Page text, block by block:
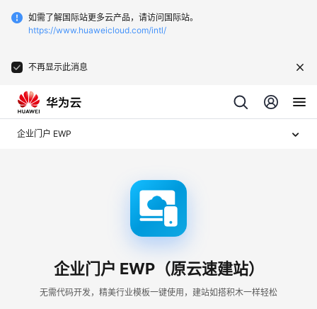
如需了解国际站更多云产品，请访问国际站。
https://www.huaweicloud.com/intl/
不再显示此消息
企业门户 EWP
企业门户 EWP（原云速建站）
无需代码开发，精美行业模板一键使用，建站如搭积木一样轻松